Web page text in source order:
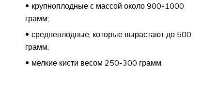
крупноплодные с массой около 900-1000
грамм;
среднеплодные, которые вырастают до 500
грамм;
мелкие кисти весом 250-300 грамм.